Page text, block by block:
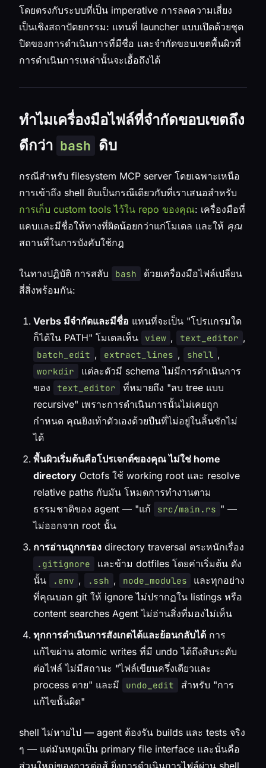
โดยตรงกับระบบที่เป็น imperative การลดความเสี่ยง
เป็นเชิงสถาปัตยกรรม: แทนที่ launcher แบบเปิดด้วยชุด
ปิดของการดำเนินการที่มีชื่อ และจำกัดขอบเขตพื้นผิวที่
การดำเนินการเหล่านั้นจะเอื้อถึงได้
ทำไมเครื่องมือไฟล์ที่จำกัดขอบเขตถึง
ดีกว่า bash ดิบ
กรณีสำหรับ filesystem MCP server โดยเฉพาะเหนือ
การเข้าถึง shell ดิบเป็นกรณีเดียวกับที่เราเสนอสำหรับ
การเก็บ custom tools ไว้ใน repo ของคุณ: เครื่องมือที่
แคบและมีชื่อให้ทางที่ผิดน้อยกว่าแก่โมเดล และให้ คุณ
สถานที่ในการบังคับใช้กฎ
ในทางปฏิบัติ การสลับ bash
ด้วยเครื่องมือไฟล์เปลี่ยน
สี่สิ่งพร้อมกัน:
Verbs มีจำกัดและมีชื่อ แทนที่จะเป็น "โปรแกรมใด
ก็ได้ใน PATH" โมเดลเห็น
view , text_editor ,
batch_edit , extract_lines , shell ,
workdir
แต่ละตัวมี schema ไม่มีการดำเนินการ
ของ
text_editor
ที่หมายถึง "ลบ tree แบบ
recursive" เพราะการดำเนินการนั้นไม่เคยถูก
กำหนด คุณยิงเท้าตัวเองด้วยปืนที่ไม่อยู่ในลิ้นชักไม่
ได้
พื้นผิวเริ่มต้นคือโปรเจกต์ของคุณ ไม่ใช่ home
directory Octofs ใช้ working root และ resolve
relative paths กับมัน โหมดการทำงานตาม
ธรรมชาติของ agent — "แก้
src/main.rs " —
ไม่ออกจาก root นั้น
การอ่านถูกกรอง directory traversal ตระหนักเรื่อง
.gitignore
และข้าม dotfiles โดยค่าเริ่มต้น ดัง
นั้น
.env , .ssh , node_modules
และทุกอย่าง
ที่คุณบอก git ให้ ignore ไม่ปรากฏใน listings หรือ
content searches Agent ไม่อ่านสิ่งที่มองไม่เห็น
ทุกการดำเนินการสังเกตได้และย้อนกลับได้ การ
แก้ไขผ่าน atomic writes ที่มี undo ได้ถึงสิบระดับ
ต่อไฟล์ ไม่มีสถานะ "ไฟล์เขียนครึ่งเดียวและ
process ตาย" และมี
undo_edit
สำหรับ "การ
แก้ไขนั้นผิด"
shell ไม่หายไป — agent ต้องรัน builds และ tests จริง
ๆ — แต่มันหยุดเป็น primary file interface และนั่นคือ
ส่วนใหญ่ของการต่อสู้ ยิ่งการดำเนินการไฟล์ผ่าน shell